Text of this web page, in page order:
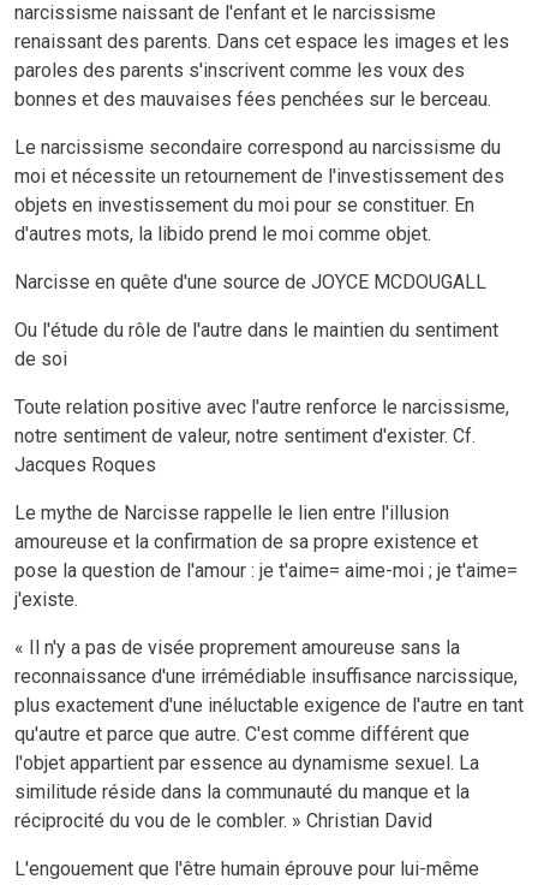
narcissisme naissant de l'enfant et le narcissisme
renaissant des parents. Dans cet espace les images et les
paroles des parents s'inscrivent comme les voux des
bonnes et des mauvaises fées penchées sur le berceau.
Le narcissisme secondaire correspond au narcissisme du
moi et nécessite un retournement de l'investissement des
objets en investissement du moi pour se constituer. En
d'autres mots, la libido prend le moi comme objet.
Narcisse en quête d'une source de JOYCE MCDOUGALL
Ou l'étude du rôle de l'autre dans le maintien du sentiment
de soi
Toute relation positive avec l'autre renforce le narcissisme,
notre sentiment de valeur, notre sentiment d'exister. Cf.
Jacques Roques
Le mythe de Narcisse rappelle le lien entre l'illusion
amoureuse et la confirmation de sa propre existence et
pose la question de l'amour : je t'aime= aime-moi ; je t'aime=
j'existe.
« Il n'y a pas de visée proprement amoureuse sans la
reconnaissance d'une irrémédiable insuffisance narcissique,
plus exactement d'une inéluctable exigence de l'autre en tant
qu'autre et parce que autre. C'est comme différent que
l'objet appartient par essence au dynamisme sexuel. La
similitude réside dans la communauté du manque et la
réciprocité du vou de le combler. » Christian David
L'engouement que l'être humain éprouve pour lui-même